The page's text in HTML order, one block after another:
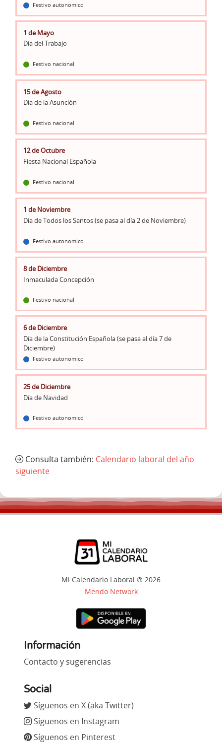
Festivo autonomico
1 de Mayo
Día del Trabajo
Festivo nacional
15 de Agosto
Día de la Asunción
Festivo nacional
12 de Octubre
Fiesta Nacional Española
Festivo nacional
1 de Noviembre
Día de Todos los Santos (se pasa al día 2 de Noviembre)
Festivo autonomico
8 de Diciembre
Inmaculada Concepción
Festivo nacional
6 de Diciembre
Día de la Constitución Española (se pasa al día 7 de
Diciembre)
Festivo autonomico
25 de Diciembre
Día de Navidad
Festivo autonomico
Consulta también: Calendario laboral del año
siguiente
Mi Calendario Laboral ® 2026
Mendo Network
Información
Contacto y sugerencias
Social
Síguenos en X (aka Twitter)
Síguenos en Instagram
Síguenos en Pinterest